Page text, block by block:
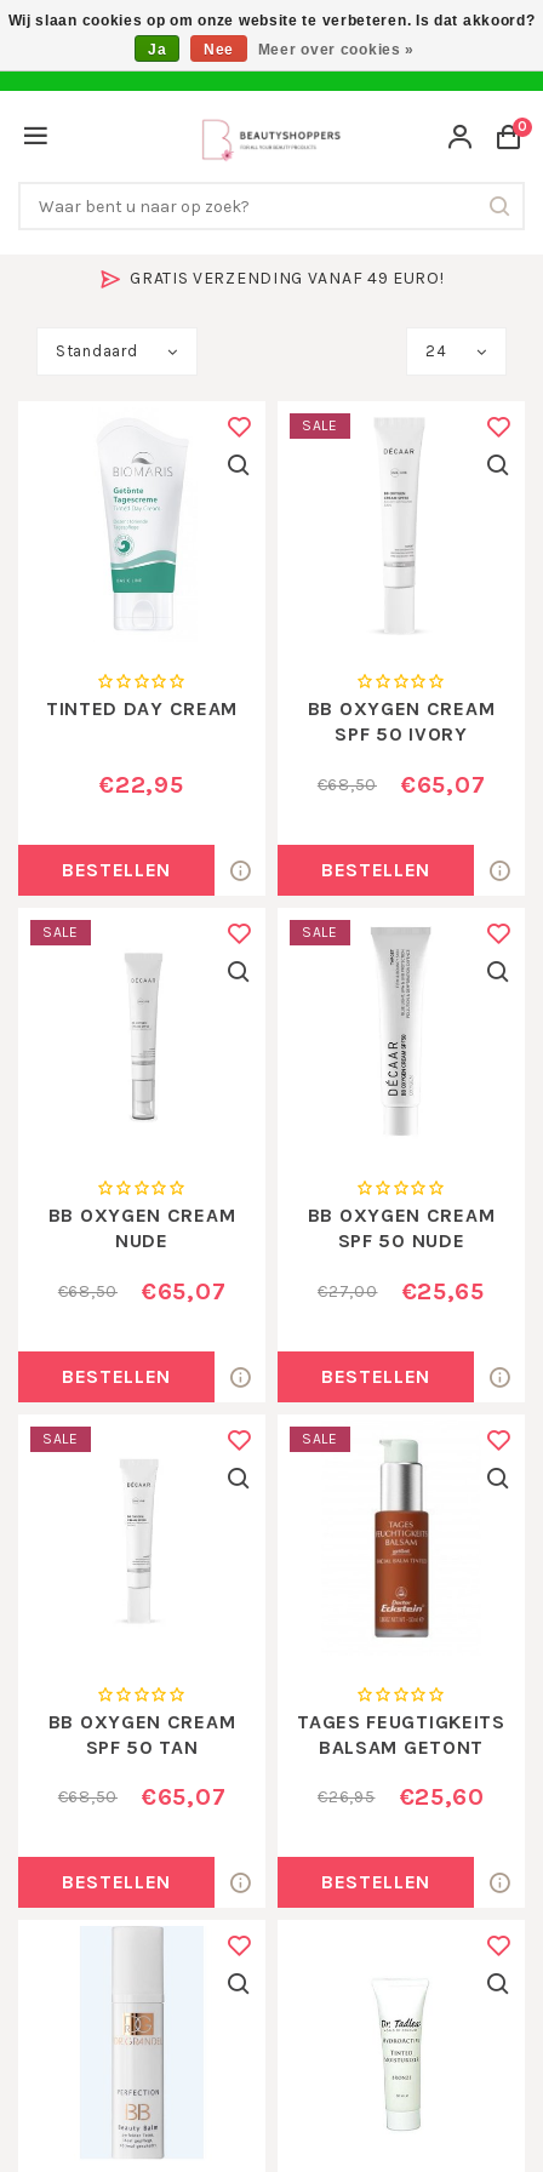
GRATIS VERZENDING VANAF 49 EURO!
0
Standaard 24
TINTED DAY CREAM
€22,95
BESTELLEN
SALE
BB OXYGEN CREAM
SPF 50 IVORY
€68,50 €65,07
BESTELLEN
SALE
BB OXYGEN CREAM
NUDE
€68,50 €65,07
BESTELLEN
SALE
BB OXYGEN CREAM
SPF 50 NUDE
€27,00 €25,65
BESTELLEN
SALE
BB OXYGEN CREAM
SPF 50 TAN
€68,50 €65,07
BESTELLEN
SALE
TAGES FEUGTIGKEITS
BALSAM GETONT
€26,95 €25,60
BESTELLEN
Wij slaan cookies op om onze website te verbeteren. Is dat akkoord?
Ja
Nee Meer over cookies »